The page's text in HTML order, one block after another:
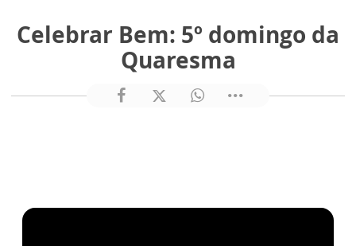
Celebrar Bem: 5º domingo da
Quaresma